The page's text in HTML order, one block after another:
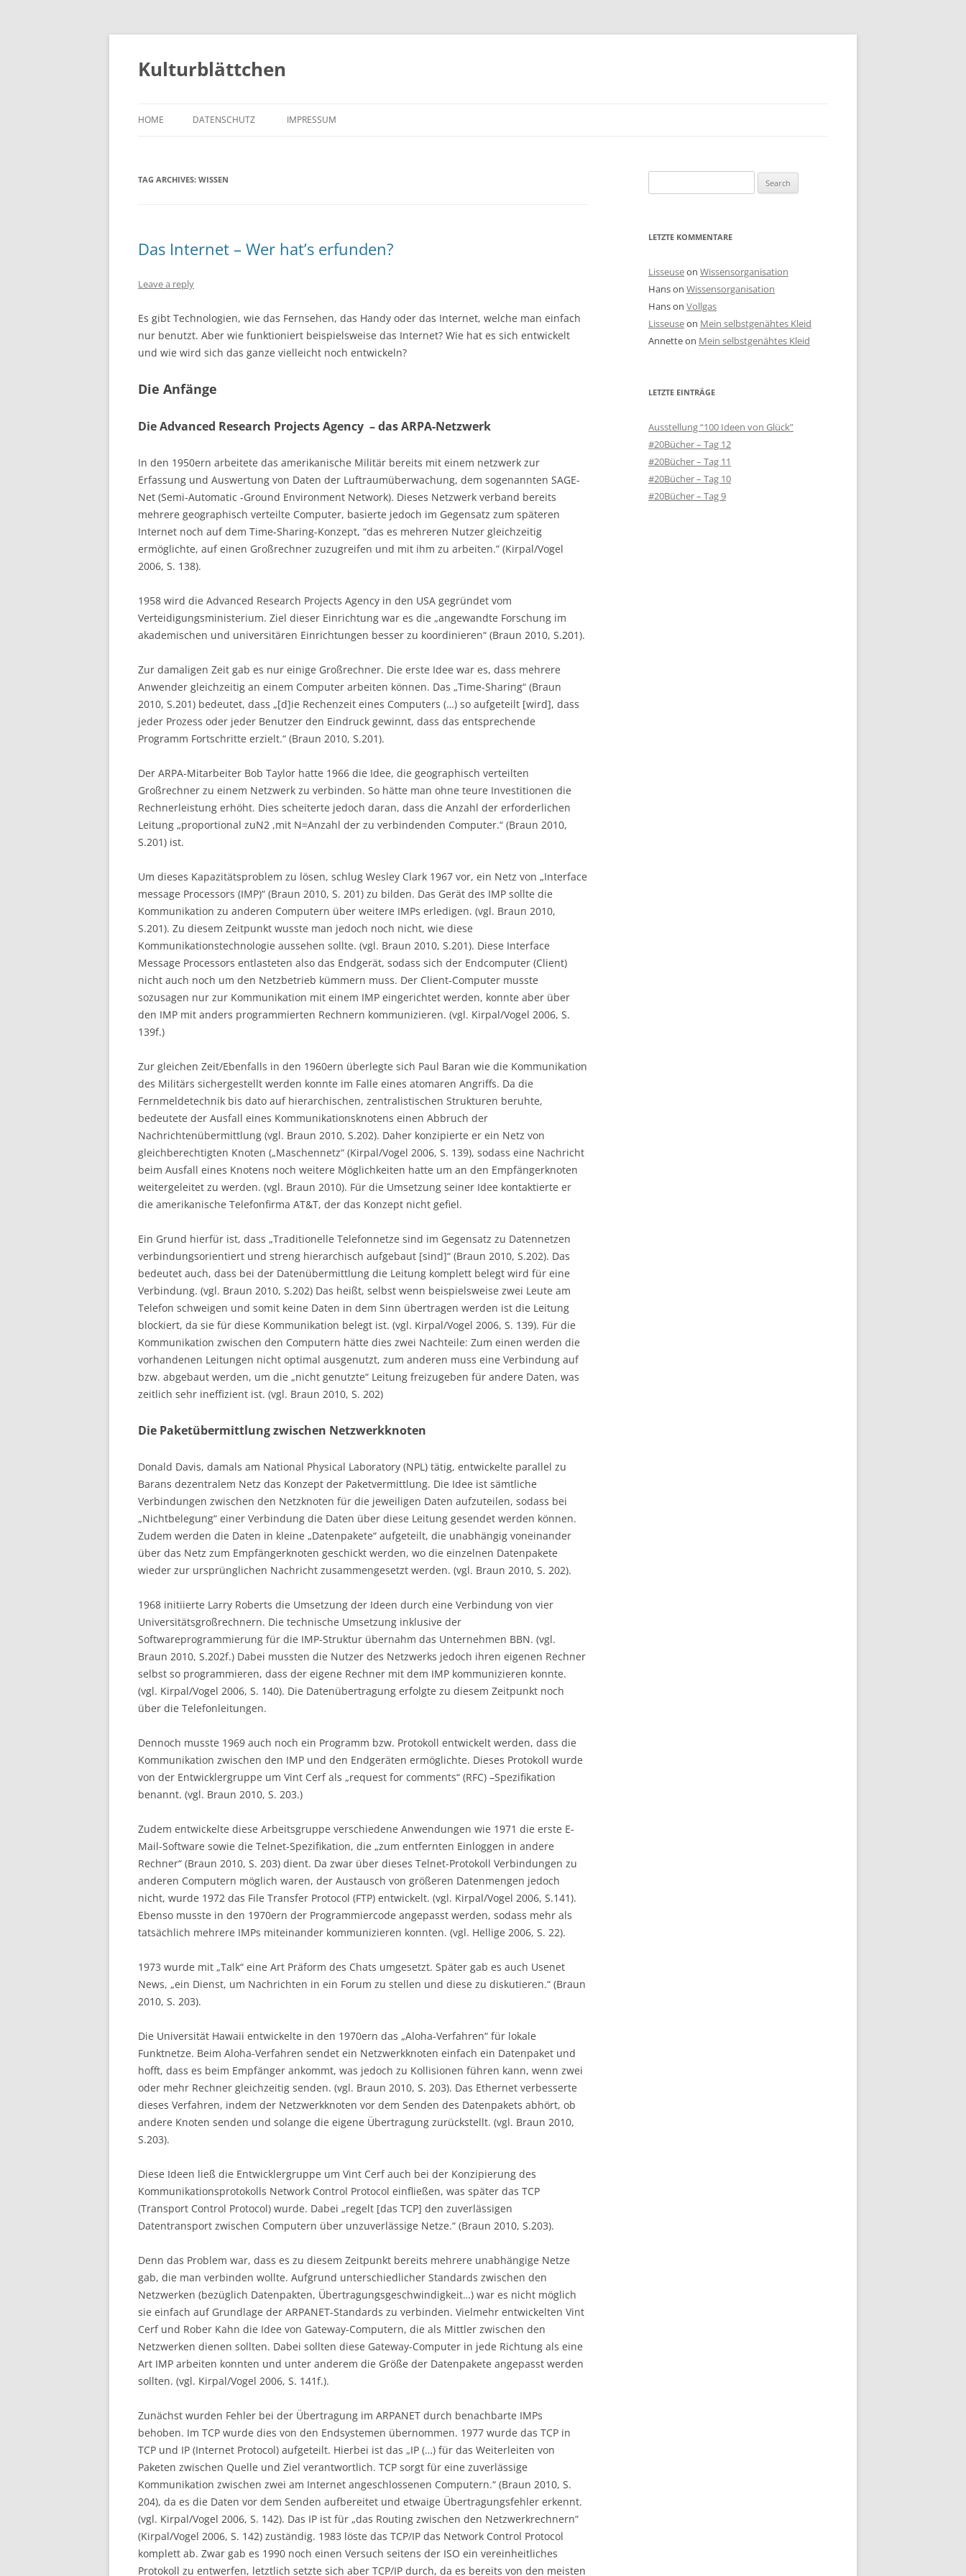
Kulturblättchen
HOME DATENSCHUTZ IMPRESSUM
TAG ARCHIVES: WISSEN
Das Internet – Wer hat’s erfunden?
Leave a reply
Es gibt Technologien, wie das Fernsehen, das Handy oder das Internet, welche man einfach
nur benutzt. Aber wie funktioniert beispielsweise das Internet? Wie hat es sich entwickelt
und wie wird sich das ganze vielleicht noch entwickeln?
Die Anfänge
Die Advanced Research Projects Agency – das ARPA-Netzwerk
In den 1950ern arbeitete das amerikanische Militär bereits mit einem netzwerk zur
Erfassung und Auswertung von Daten der Luftraumüberwachung, dem sogenannten SAGE-
Net (Semi-Automatic -Ground Environment Network). Dieses Netzwerk verband bereits
mehrere geographisch verteilte Computer, basierte jedoch im Gegensatz zum späteren
Internet noch auf dem Time-Sharing-Konzept, “das es mehreren Nutzer gleichzeitig
ermöglichte, auf einen Großrechner zuzugreifen und mit ihm zu arbeiten.” (Kirpal/Vogel
2006, S. 138).
1958 wird die Advanced Research Projects Agency in den USA gegründet vom
Verteidigungsministerium. Ziel dieser Einrichtung war es die „angewandte Forschung im
akademischen und universitären Einrichtungen besser zu koordinieren“ (Braun 2010, S.201).
Zur damaligen Zeit gab es nur einige Großrechner. Die erste Idee war es, dass mehrere
Anwender gleichzeitig an einem Computer arbeiten können. Das „Time-Sharing“ (Braun
2010, S.201) bedeutet, dass „[d]ie Rechenzeit eines Computers (…) so aufgeteilt [wird], dass
jeder Prozess oder jeder Benutzer den Eindruck gewinnt, dass das entsprechende
Programm Fortschritte erzielt.“ (Braun 2010, S.201).
Der ARPA-Mitarbeiter Bob Taylor hatte 1966 die Idee, die geographisch verteilten
Großrechner zu einem Netzwerk zu verbinden. So hätte man ohne teure Investitionen die
Rechnerleistung erhöht. Dies scheiterte jedoch daran, dass die Anzahl der erforderlichen
Leitung „proportional zuN2 ,mit N=Anzahl der zu verbindenden Computer.“ (Braun 2010,
S.201) ist.
Um dieses Kapazitätsproblem zu lösen, schlug Wesley Clark 1967 vor, ein Netz von „Interface
message Processors (IMP)“ (Braun 2010, S. 201) zu bilden. Das Gerät des IMP sollte die
Kommunikation zu anderen Computern über weitere IMPs erledigen. (vgl. Braun 2010,
S.201). Zu diesem Zeitpunkt wusste man jedoch noch nicht, wie diese
Kommunikationstechnologie aussehen sollte. (vgl. Braun 2010, S.201). Diese Interface
Message Processors entlasteten also das Endgerät, sodass sich der Endcomputer (Client)
nicht auch noch um den Netzbetrieb kümmern muss. Der Client-Computer musste
sozusagen nur zur Kommunikation mit einem IMP eingerichtet werden, konnte aber über
den IMP mit anders programmierten Rechnern kommunizieren. (vgl. Kirpal/Vogel 2006, S.
139f.)
Zur gleichen Zeit/Ebenfalls in den 1960ern überlegte sich Paul Baran wie die Kommunikation
des Militärs sichergestellt werden konnte im Falle eines atomaren Angriffs. Da die
Fernmeldetechnik bis dato auf hierarchischen, zentralistischen Strukturen beruhte,
bedeutete der Ausfall eines Kommunikationsknotens einen Abbruch der
Nachrichtenübermittlung (vgl. Braun 2010, S.202). Daher konzipierte er ein Netz von
gleichberechtigten Knoten („Maschennetz“ (Kirpal/Vogel 2006, S. 139), sodass eine Nachricht
beim Ausfall eines Knotens noch weitere Möglichkeiten hatte um an den Empfängerknoten
weitergeleitet zu werden. (vgl. Braun 2010). Für die Umsetzung seiner Idee kontaktierte er
die amerikanische Telefonfirma AT&T, der das Konzept nicht gefiel.
Ein Grund hierfür ist, dass „Traditionelle Telefonnetze sind im Gegensatz zu Datennetzen
verbindungsorientiert und streng hierarchisch aufgebaut [sind]“ (Braun 2010, S.202). Das
bedeutet auch, dass bei der Datenübermittlung die Leitung komplett belegt wird für eine
Verbindung. (vgl. Braun 2010, S.202) Das heißt, selbst wenn beispielsweise zwei Leute am
Telefon schweigen und somit keine Daten in dem Sinn übertragen werden ist die Leitung
blockiert, da sie für diese Kommunikation belegt ist. (vgl. Kirpal/Vogel 2006, S. 139). Für die
Kommunikation zwischen den Computern hätte dies zwei Nachteile: Zum einen werden die
vorhandenen Leitungen nicht optimal ausgenutzt, zum anderen muss eine Verbindung auf
bzw. abgebaut werden, um die „nicht genutzte“ Leitung freizugeben für andere Daten, was
zeitlich sehr ineffizient ist. (vgl. Braun 2010, S. 202)
Die Paketübermittlung zwischen Netzwerkknoten
Donald Davis, damals am National Physical Laboratory (NPL) tätig, entwickelte parallel zu
Barans dezentralem Netz das Konzept der Paketvermittlung. Die Idee ist sämtliche
Verbindungen zwischen den Netzknoten für die jeweiligen Daten aufzuteilen, sodass bei
„Nichtbelegung“ einer Verbindung die Daten über diese Leitung gesendet werden können.
Zudem werden die Daten in kleine „Datenpakete“ aufgeteilt, die unabhängig voneinander
über das Netz zum Empfängerknoten geschickt werden, wo die einzelnen Datenpakete
wieder zur ursprünglichen Nachricht zusammengesetzt werden. (vgl. Braun 2010, S. 202).
1968 initiierte Larry Roberts die Umsetzung der Ideen durch eine Verbindung von vier
Universitätsgroßrechnern. Die technische Umsetzung inklusive der
Softwareprogrammierung für die IMP-Struktur übernahm das Unternehmen BBN. (vgl.
Braun 2010, S.202f.) Dabei mussten die Nutzer des Netzwerks jedoch ihren eigenen Rechner
selbst so programmieren, dass der eigene Rechner mit dem IMP kommunizieren konnte.
(vgl. Kirpal/Vogel 2006, S. 140). Die Datenübertragung erfolgte zu diesem Zeitpunkt noch
über die Telefonleitungen.
Dennoch musste 1969 auch noch ein Programm bzw. Protokoll entwickelt werden, dass die
Kommunikation zwischen den IMP und den Endgeräten ermöglichte. Dieses Protokoll wurde
von der Entwicklergruppe um Vint Cerf als „request for comments“ (RFC) –Spezifikation
benannt. (vgl. Braun 2010, S. 203.)
Zudem entwickelte diese Arbeitsgruppe verschiedene Anwendungen wie 1971 die erste E-
Mail-Software sowie die Telnet-Spezifikation, die „zum entfernten Einloggen in andere
Rechner“ (Braun 2010, S. 203) dient. Da zwar über dieses Telnet-Protokoll Verbindungen zu
anderen Computern möglich waren, der Austausch von größeren Datenmengen jedoch
nicht, wurde 1972 das File Transfer Protocol (FTP) entwickelt. (vgl. Kirpal/Vogel 2006, S.141).
Ebenso musste in den 1970ern der Programmiercode angepasst werden, sodass mehr als
tatsächlich mehrere IMPs miteinander kommunizieren konnten. (vgl. Hellige 2006, S. 22).
1973 wurde mit „Talk“ eine Art Präform des Chats umgesetzt. Später gab es auch Usenet
News, „ein Dienst, um Nachrichten in ein Forum zu stellen und diese zu diskutieren.“ (Braun
2010, S. 203).
Die Universität Hawaii entwickelte in den 1970ern das „Aloha-Verfahren“ für lokale
Funktnetze. Beim Aloha-Verfahren sendet ein Netzwerkknoten einfach ein Datenpaket und
hofft, dass es beim Empfänger ankommt, was jedoch zu Kollisionen führen kann, wenn zwei
oder mehr Rechner gleichzeitig senden. (vgl. Braun 2010, S. 203). Das Ethernet verbesserte
dieses Verfahren, indem der Netzwerkknoten vor dem Senden des Datenpakets abhört, ob
andere Knoten senden und solange die eigene Übertragung zurückstellt. (vgl. Braun 2010,
S.203).
Diese Ideen ließ die Entwicklergruppe um Vint Cerf auch bei der Konzipierung des
Kommunikationsprotokolls Network Control Protocol einfließen, was später das TCP
(Transport Control Protocol) wurde. Dabei „regelt [das TCP] den zuverlässigen
Datentransport zwischen Computern über unzuverlässige Netze.“ (Braun 2010, S.203).
Denn das Problem war, dass es zu diesem Zeitpunkt bereits mehrere unabhängige Netze
gab, die man verbinden wollte. Aufgrund unterschiedlicher Standards zwischen den
Netzwerken (bezüglich Datenpakten, Übertragungsgeschwindigkeit…) war es nicht möglich
sie einfach auf Grundlage der ARPANET-Standards zu verbinden. Vielmehr entwickelten Vint
Cerf und Rober Kahn die Idee von Gateway-Computern, die als Mittler zwischen den
Netzwerken dienen sollten. Dabei sollten diese Gateway-Computer in jede Richtung als eine
Art IMP arbeiten konnten und unter anderem die Größe der Datenpakete angepasst werden
sollten. (vgl. Kirpal/Vogel 2006, S. 141f.).
Zunächst wurden Fehler bei der Übertragung im ARPANET durch benachbarte IMPs
behoben. Im TCP wurde dies von den Endsystemen übernommen. 1977 wurde das TCP in
TCP und IP (Internet Protocol) aufgeteilt. Hierbei ist das „IP (…) für das Weiterleiten von
Paketen zwischen Quelle und Ziel verantwortlich. TCP sorgt für eine zuverlässige
Kommunikation zwischen zwei am Internet angeschlossenen Computern.“ (Braun 2010, S.
204), da es die Daten vor dem Senden aufbereitet und etwaige Übertragungsfehler erkennt.
(vgl. Kirpal/Vogel 2006, S. 142). Das IP ist für „das Routing zwischen den Netzwerkrechnern“
(Kirpal/Vogel 2006, S. 142) zuständig. 1983 löste das TCP/IP das Network Control Protocol
komplett ab. Zwar gab es 1990 noch einen Versuch seitens der ISO ein vereinheitliches
Protokoll zu entwerfen, letztlich setzte sich aber TCP/IP durch, da es bereits von den meisten
for:
LETZTE KOMMENTARE
Lisseuseon Wissensorganisation
Hanson Wissensorganisation
Hanson Vollgas
Lisseuseon Mein selbstgenähtes Kleid
Annetteon Mein selbstgenähtes Kleid
LETZTE EINTRÄGE
Ausstellung “100 Ideen von Glück”
#20Bücher – Tag 12
#20Bücher – Tag 11
#20Bücher – Tag 10
#20Bücher – Tag 9